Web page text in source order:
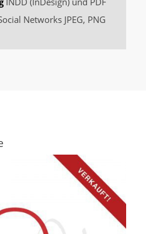
Networks JPEG, PNG